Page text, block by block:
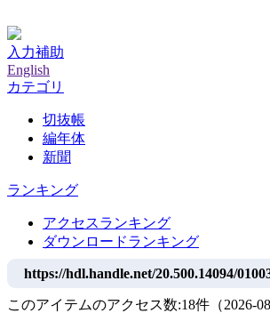
入力補助
English
カテゴリ
切抜帳
編年体
新聞
ランキング
アクセスランキング
ダウンロードランキング
https://hdl.handle.net/20.500.14094/
このアイテムのアクセス数:18件 （2026-